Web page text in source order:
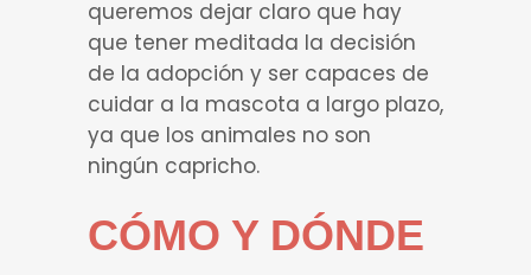
queremos dejar claro que hay
que tener meditada la decisión
de la adopción y ser capaces de
cuidar a la mascota a largo plazo,
ya que los animales no son
ningún capricho.
CÓMO Y DÓNDE